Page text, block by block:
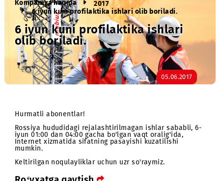
Kompaniya haqida
2017
6 iyun kuni profilaktika ishlari olib boriladi.
6 iyun kuni profilaktika ishlari
olib boriladi.
Hurmatli abonentlar!
Rossiya hududidagi rejalashtirilmagan ishlar sababli,
iyun 01:00 dan 04:00 gacha bo'lgan vaqt oralig'ida,
Internet xizmatida sifatning pasayishi kuzatilishi
mumkin.